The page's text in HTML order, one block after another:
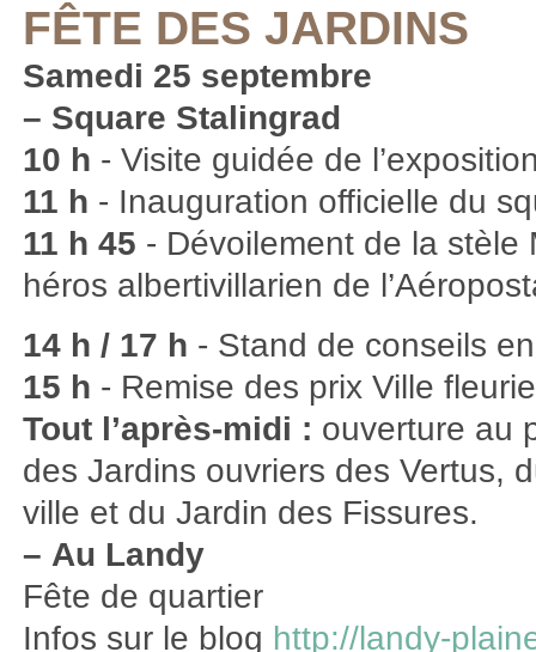
FÊTE DES JARDINS
Samedi 25 septembre
– Square Stalingrad
10 h - Visite guidée de
11 h - Inauguration officielle du
11 h 45 - Dévoilement de la stèle
héros albertivillarien de
14 h / 17 h - Stand de conseils
15 h - Remise des prix Ville
Tout l’après-midi : ouverture au
des Jardins ouvriers des Vertus,
ville et du Jardin des Fissures.
– Au Landy
Fête de quartier
Infos sur le blog http://landy-